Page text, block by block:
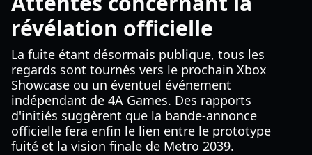
révélation officielle
La fuite étant désormais publique, tous les
regards sont tournés vers le prochain Xbox
Showcase ou un éventuel événement
indépendant de 4A Games. Des rapports
d'initiés suggèrent que la bande-annonce
officielle fera enfin le lien entre le prototype
fuité et la vision finale de Metro 2039.